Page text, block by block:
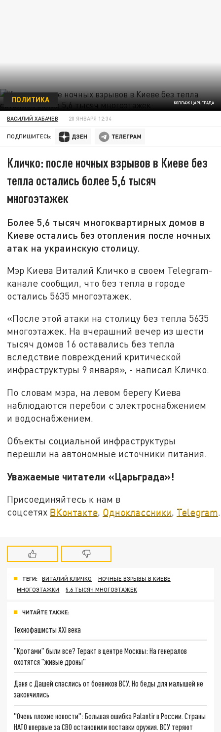
КОЛЛАЖ ЦАРЬГРАДА
ПОЛИТИКА
ВАСИЛИЙ ХАБАЧЕВ 20 ЯНВАРЯ 12:34
ПОДПИШИТЕСЬ:
Кличко: после ночных взрывов в Киеве без
тепла остались более 5,6 тысяч
многоэтажек
Более 5,6 тысяч многоквартирных домов в
Киеве остались без отопления после ночных
атак на украинскую столицу.
Мэр Киева Виталий Кличко в своем Telegram-
канале сообщил, что без тепла в городе
остались 5635 многоэтажек.
«После этой атаки на столицу без тепла 5635
многоэтажек. На вчерашний вечер из шести
тысяч домов 16 оставались без тепла
вследствие повреждений критической
инфраструктуры 9 января», - написал Кличко.
По словам мэра, на левом берегу Киева
наблюдаются перебои с электроснабжением
и водоснабжением.
Объекты социальной инфраструктуры
перешли на автономные источники питания.
Уважаемые читатели «Царьграда»!
Присоединяйтесь к нам в
соцсетях ВКонтакте, Одноклассники, Telegram.
ТЕГИ: ВИТАЛИЙ КЛИЧКО
НОЧНЫЕ ВЗРЫВЫ В КИЕВЕ
МНОГОЭТАЖКИ
5.6 ТЫСЯЧ МНОГОЭТАЖЕК
ЧИТАЙТЕ ТАКЖЕ:
Технофашисты XXI века
"Кротами" были все? Теракт в центре Москвы: На генералов
охотятся "живые дроны"
Даня с Дашей спаслись от боевиков ВСУ. Но беды для малышей не
закончились
"Очень плохие новости": Большая ошибка Palantir в России. Страны
НАТО впервые за СВО остановили поставки оружия. ВСУ теряют